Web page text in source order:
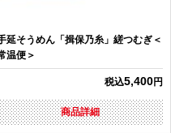
延そうめん「揖保乃糸」縒つむぎ＜
温便＞
税込5,400円
商品詳細